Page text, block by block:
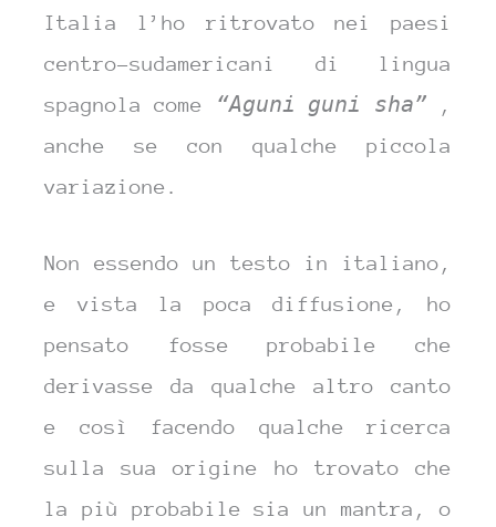
Italia l’ho ritrovato nei paesi
centro-sudamericani di lingua
spagnola come
“Aguni guni sha” ,
anche se con qualche piccola
variazione.
Non essendo un testo in italiano,
e vista la poca diffusione, ho
pensato fosse probabile che
derivasse da qualche altro canto
e così facendo qualche ricerca
sulla sua origine ho trovato che
la più probabile sia un mantra, o